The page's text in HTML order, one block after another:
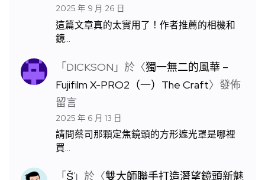
2025 年 9 月 26 日
這篇文章真的太實用了！作者推薦的相機和
鏡…
「DICKSON 」於〈獨一無二的風華 –
Fujifilm X-PRO2（一）The Craft〉發佈
留言
2025 年 6 月 13 日
請問蔡司那顆定焦鏡頭的方形遮光罩是哪裡
買…
「S̆̈」於〈雙大師聯手打造潛望鏡頭新魅